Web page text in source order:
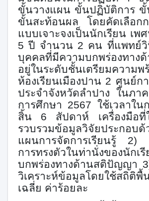
ขั้นวางแผน ขั้นปฏิบัติการ ขั้
ขั้นสะท้อนผล
โดยคัดเลือก
แบบเจาะจงเป็นนักเรียน เพ
5 ปี จำนวน 2 คน ที่แพทย์วิ
บุคคลที่มีความบกพร่องทาง
อยู่ในระดับชั้นเตรียมความพ
ห้องเรียนเมืองปาน 2 ศูนย์ก
ประจำจังหวัดลำปาง ในภ
การศึกษา 2567 ใช้เวลาใน
สิ้น 6 สัปดาห์ เครื่องมือ
รวบรวมข้อมูลวิจัยประ
แผนการจัดการเรียนรู้ 2)
การทรงตัวในท่านั่งของนักเ
บกพร่องทางด้านสติปัญญา
วิเคราะห์ข้อมูลโดยใช้สถิ
เฉลี่ย ค่าร้อยละ